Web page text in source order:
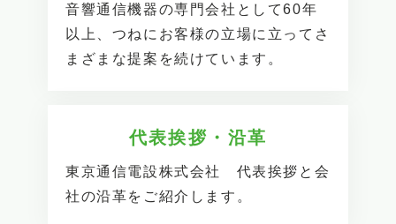
音響通信機器の専門会社として60年
以上、つねにお客様の立場に立ってさ
まざまな提案を続けています。
代表挨拶・沿革
東京通信電設株式会社 代表挨拶と会
社の沿革をご紹介します。